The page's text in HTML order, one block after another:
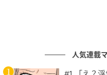
人気連載